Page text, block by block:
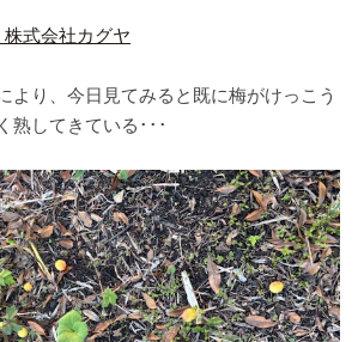
式会社カグヤ
より、今日見てみると既に梅がけっこう
熟してきている･･･